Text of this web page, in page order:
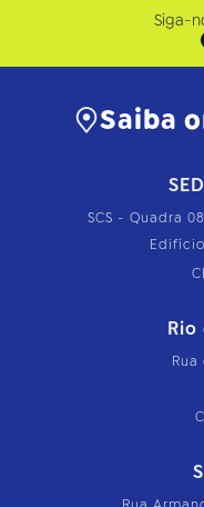
Siga-
Saiba
SCS - Quadra
Rio
Rua